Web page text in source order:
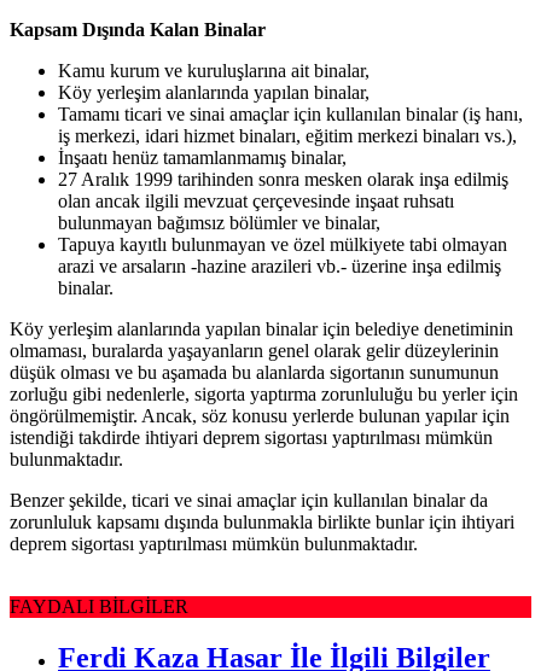
Kapsam Dışında Kalan Binalar
Kamu kurum ve kuruluşlarına ait binalar,
Köy yerleşim alanlarında yapılan binalar,
Tamamı ticari ve sinai amaçlar için kullanılan binalar (iş hanı,
iş merkezi, idari hizmet binaları, eğitim merkezi binaları vs.),
İnşaatı henüz tamamlanmamış binalar,
27 Aralık 1999 tarihinden sonra mesken olarak inşa edilmiş
olan ancak ilgili mevzuat çerçevesinde inşaat ruhsatı
bulunmayan bağımsız bölümler ve binalar,
Tapuya kayıtlı bulunmayan ve özel mülkiyete tabi olmayan
arazi ve arsaların -hazine arazileri vb.- üzerine inşa edilmiş
binalar.
Köy yerleşim alanlarında yapılan binalar için belediye denetiminin
olmaması, buralarda yaşayanların genel olarak gelir düzeylerinin
düşük olması ve bu aşamada bu alanlarda sigortanın sunumunun
zorluğu gibi nedenlerle, sigorta yaptırma zorunluluğu bu yerler için
öngörülmemiştir. Ancak, söz konusu yerlerde bulunan yapılar için
istendiği takdirde ihtiyari deprem sigortası yaptırılması mümkün
bulunmaktadır.
Benzer şekilde, ticari ve sinai amaçlar için kullanılan binalar da
zorunluluk kapsamı dışında bulunmakla birlikte bunlar için ihtiyari
deprem sigortası yaptırılması mümkün bulunmaktadır.
FAYDALI BİLGİLER
Ferdi Kaza Hasar İle İlgili Bilgiler